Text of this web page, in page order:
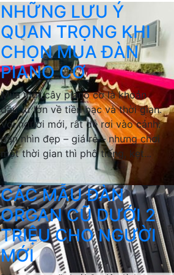
NHỮNG LƯU Ý
QUAN TRỌNG KHI
CHỌN MUA ĐÀN
PIANO CƠ
Mua một cây piano cơ là khoản
đầu tư lớn về tiền bạc và thời gian.
Với người mới, rất dễ rơi vào cảnh:
đàn nhìn đẹp – giá rẻ – nhưng chơi
một thời gian thì phô tiếng, kẹt...
CÁC MẪU ĐÀN
ORGAN CŨ DƯỚI 2
TRIỆU CHO NGƯỜI
MỚI